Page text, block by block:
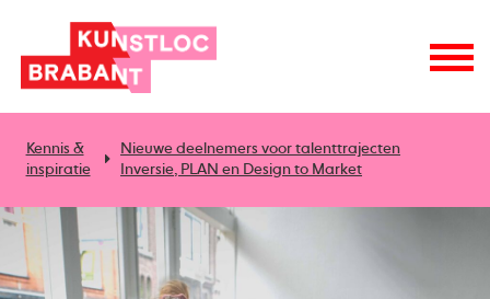
Kennis &
inspiratie
Nieuwe deelnemers voor talenttrajecten
Inversie, PLAN en Design to Market